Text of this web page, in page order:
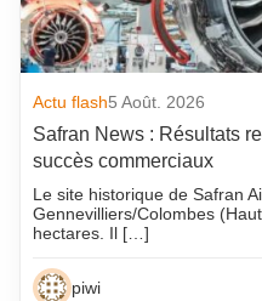
Actu flash5 Août. 2026
Safran News : Résultats
succès commerciaux
Le site historique de Safran
Gennevilliers/Colombes
hectares. Il […]
piwi